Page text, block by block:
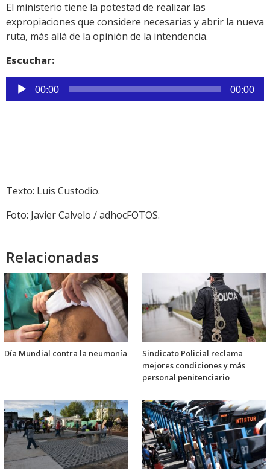
El ministerio tiene la potestad de realizar las
expropiaciones que considere necesarias y abrir la nueva
ruta, más allá de la opinión de la intendencia.
Escuchar:
Reproductor
de
00:00 00:00
Texto: Luis Custodio.
Foto: Javier Calvelo / adhocFOTOS.
Relacionadas
Día Mundial contra la neumonía
Sindicato Policial reclama
mejores condiciones y más
personal penitenciario